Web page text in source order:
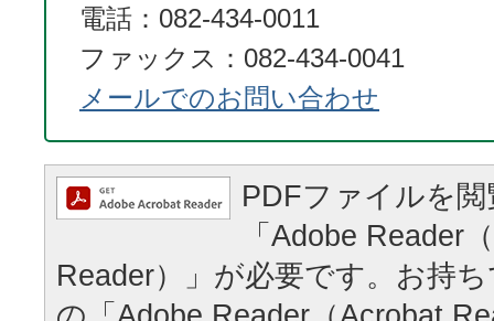
電話：082-434-0011
ファックス：082-434-0041
メールでのお問い合わせ
PDFファイルを
「Adobe Reader
Reader）」が必要です。お持